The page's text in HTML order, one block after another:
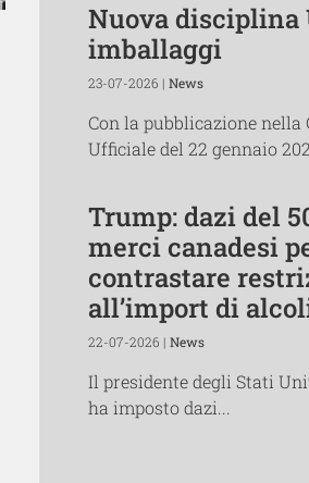
Nuova disciplina
imballaggi
23-07-2026 | News
Con la pubblicazione nella
Ufficiale del 22 gennaio
Trump: dazi del
merci canadesi
contrastare
all’import di
22-07-2026 | News
Il presidente degli Stati
ha imposto dazi...